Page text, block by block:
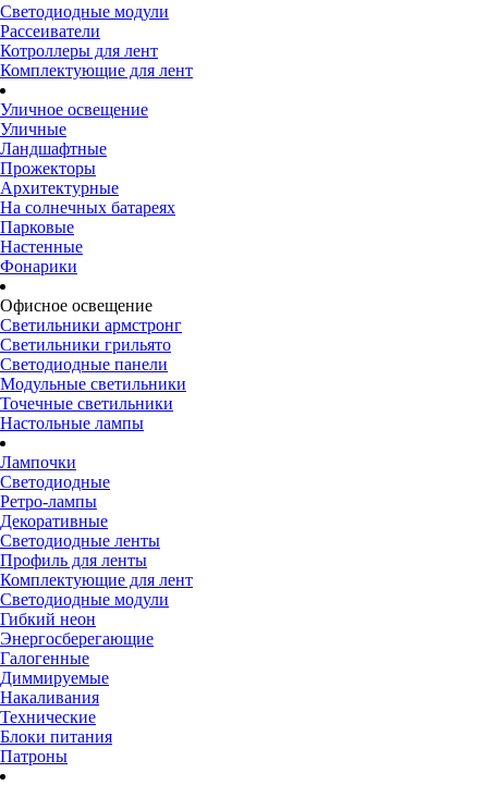
Светодиодные модули
Рассеиватели
Котроллеры для лент
Комплектующие для лент
Уличное освещение
Уличные
Ландшафтные
Прожекторы
Архитектурные
На солнечных батареях
Парковые
Настенные
Фонарики
Офисное освещение
Светильники армстронг
Светильники грильято
Светодиодные панели
Модульные светильники
Точечные светильники
Настольные лампы
Лампочки
Светодиодные
Ретро-лампы
Декоративные
Светодиодные ленты
Профиль для ленты
Комплектующие для лент
Светодиодные модули
Гибкий неон
Энергосберегающие
Галогенные
Диммируемые
Накаливания
Технические
Блоки питания
Патроны